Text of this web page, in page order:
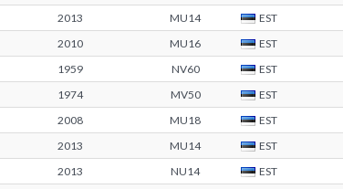
2013 MU14 EST
2010 MU16 EST
1959 NV60 EST
1974 MV50 EST
2008 MU18 EST
2013 MU14 EST
2013 NU14 EST